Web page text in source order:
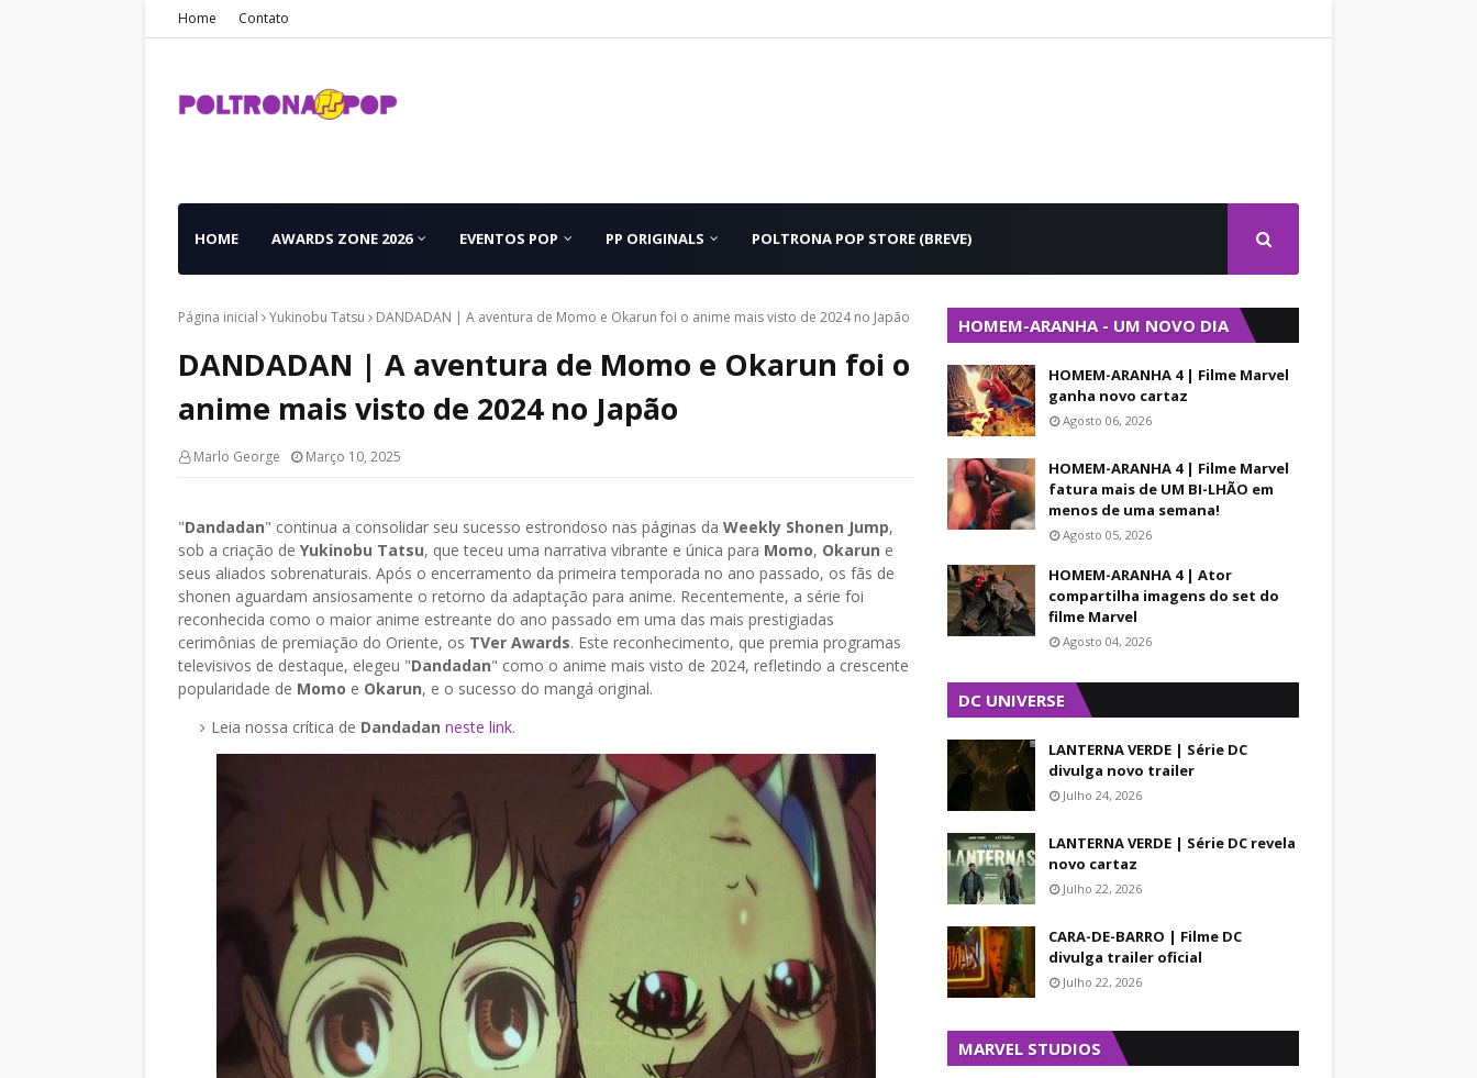
Home Contato
HOME AWARDS ZONE 2026 EVENTOS POP PP ORIGINALS POLTRONA POP STORE (BREVE)
Página inicial Yukinobu Tatsu DANDADAN | A aventura de Momo e Okarun foi o anime mais visto de 2024 no Japão
DANDADAN | A aventura de Momo e Okarun foi o
anime mais visto de 2024 no Japão
Marlo George Março 10, 2025
"Dandadan" continua a consolidar seu sucesso estrondoso nas páginas da Weekly Shonen Jump,
sob a criação de Yukinobu Tatsu, que teceu uma narrativa vibrante e única para Momo, Okarun e
seus aliados sobrenaturais. Após o encerramento da primeira temporada no ano passado, os fãs de
shonen aguardam ansiosamente o retorno da adaptação para anime. Recentemente, a série foi
reconhecida como o maior anime estreante do ano passado em uma das mais prestigiadas
cerimônias de premiação do Oriente, os TVer Awards. Este reconhecimento, que premia programas
televisivos de destaque, elegeu "Dandadan" como o anime mais visto de 2024, refletindo a crescente
popularidade de Momo e Okarun, e o sucesso do mangá original.
Leia nossa crítica de Dandadan neste link.
HOMEM-ARANHA - UM NOVO DIA
HOMEM-ARANHA 4 | Filme Marvel
ganha novo cartaz
Agosto 06, 2026
HOMEM-ARANHA 4 | Filme Marvel
fatura mais de UM BI-LHÃO em
menos de uma semana!
Agosto 05, 2026
HOMEM-ARANHA 4 | Ator
compartilha imagens do set do
filme Marvel
Agosto 04, 2026
DC UNIVERSE
LANTERNA VERDE | Série DC
divulga novo trailer
Julho 24, 2026
LANTERNA VERDE | Série DC revela
novo cartaz
Julho 22, 2026
CARA-DE-BARRO | Filme DC
divulga trailer oficial
Julho 22, 2026
MARVEL STUDIOS